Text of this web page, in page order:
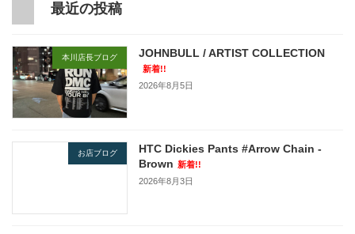
最近の投稿
本川店長ブログ JOHNBULL / ARTIST COLLECTION
新着!!
2026年8月5日
お店ブログ
HTC Dickies Pants #Arrow Chain -
Brown 新着!!
2026年8月3日